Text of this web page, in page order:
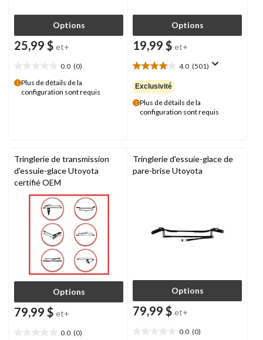
Options
25,99 $ et+
0.0 (0)
étoile(s)
sur
Plus de détails de la
configuration sont requis
Options
19,99 $ et+
4.0 (501)
4.0
étoile(s)
sur
5.
501
Exclusivité
Plus de détails de la
configuration sont requis
Tringlerie de transmission
d'essuie-glace Utoyota
certifié OEM
Options
79,99 $ et+
0.0 (0)
Tringlerie d'essuie-glace de
pare-brise Utoyota
Options
79,99 $ et+
0.0 (0)